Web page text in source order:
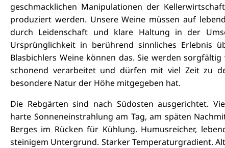
geschmacklichen Manipulationen der
produziert werden. Unsere Weine müssen auf
durch Leidenschaft und klare Haltung in der
Ursprünglichkeit in berührend sinnliches Erlebnis
Blasbichlers Weine können das. Sie werden
schonend verarbeitet und dürfen mit viel Zeit zu
besondere Natur der Höhe mitgegeben hat.
Die Rebgärten sind nach Südosten ausgerichtet.
harte Sonneneinstrahlung am Tag, am späten
Berges im Rücken für Kühlung. Humusreicher,
steinigem Untergrund. Starker Temperaturgradient.